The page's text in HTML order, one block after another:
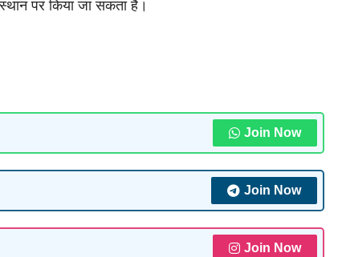
पर किया जा सकता है।
Join Now
Join Now
Join Now